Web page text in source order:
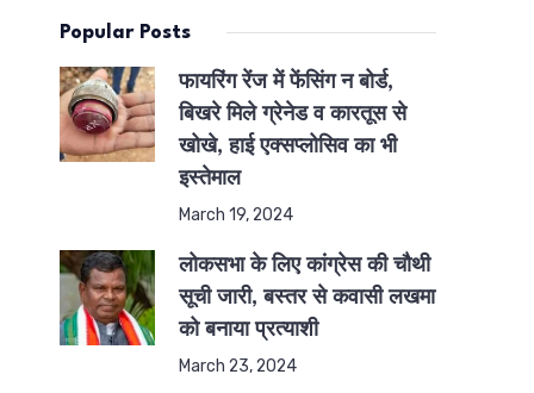
Popular Posts
फायरिंग रेंज में फेंसिंग न बोर्ड,
बिखरे मिले ग्रेनेड व कारतूस से
खोखे, हाई एक्सप्लोसिव का भी
इस्तेमाल
March 19, 2024
लोकसभा के लिए कांग्रेस की चौथी
सूची जारी, बस्तर से कवासी लखमा
को बनाया प्रत्याशी
March 23, 2024